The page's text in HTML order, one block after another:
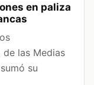
en paliza
las Medias
su